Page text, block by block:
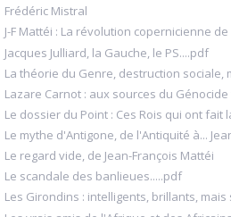
Frédéric Mistral
J-F Mattéi : La révolution copernicienne
Jacques Julliard, la Gauche, le PS....pdf
La théorie du Genre, destruction sociale,
Lazare Carnot : aux sources du
Le dossier du Point : Ces Rois qui ont fait
Le mythe d'Antigone, de l'Antiquité à...
Le regard vide, de Jean-François Mattéi
Le scandale des banlieues.....pdf
Les Girondins : intelligents, brillants,